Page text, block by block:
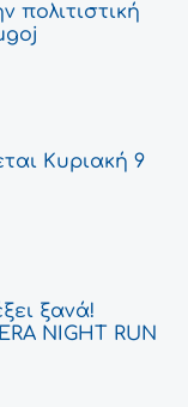
πολιτιστική
Κυριακή 9
ξανά!
NIGHT RUN